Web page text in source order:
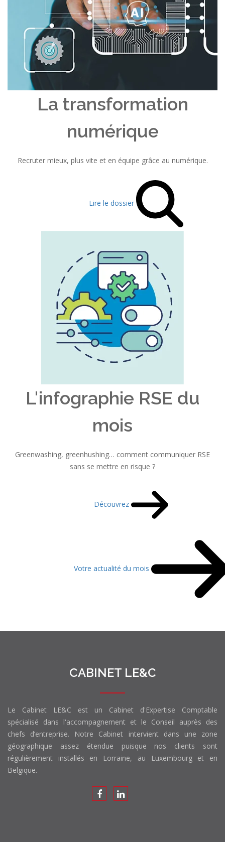
La transformation
numérique
Recruter mieux, plus vite et en équipe grâce au numérique.
Lire le dossier
L'infographie RSE du
mois
Greenwashing, greenhushing… comment communiquer RSE
sans se mettre en risque ?
Découvrez
Votre actualité du mois
CABINET LE&C
Le Cabinet LE&C est un Cabinet d'Expertise Comptable
spécialisé dans l'accompagnement et le Conseil auprès des
chefs d’entreprise. Notre Cabinet intervient dans une zone
géographique assez étendue puisque nos clients sont
régulièrement installés en Lorraine, au Luxembourg et en
Belgique.